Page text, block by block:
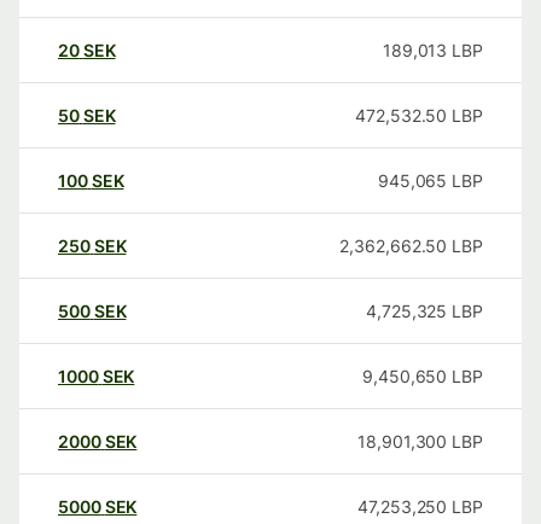
20SEK 189,013 LBP
50SEK 472,532.50 LBP
100SEK 945,065 LBP
250SEK 2,362,662.50 LBP
500SEK 4,725,325 LBP
1000SEK 9,450,650 LBP
2000SEK 18,901,300 LBP
5000SEK 47,253,250 LBP